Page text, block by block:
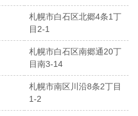
札幌市白石区北郷4条1丁
目2-1
札幌市白石区南郷通20丁
目南3-14
札幌市南区川沿8条2丁目
1-2